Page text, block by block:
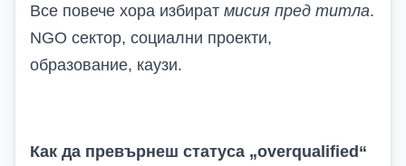
Все повече хора избират мисия пред титла.
NGO сектор, социални проекти,
образование, каузи.
Как да превърнеш статуса „overqualified“